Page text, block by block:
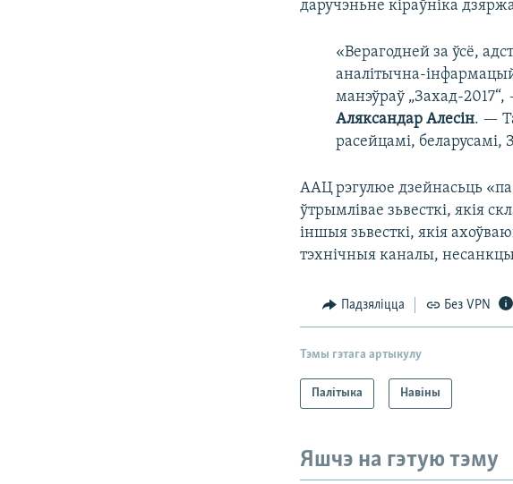
даручэньне кіраўніка
«Верагодней за ўсё,
аналітычна-
манэўраў „Захад-
Аляксандар Алесін. —
расейцамі, беларусамі,
ААЦ рэгулюе дзейнасьць
ўтрымлівае зьвесткі, якія
іншыя зьвесткі, якія
тэхнічныя каналы,
Падзяліцца Без VPN
Тэмы гэтага артыкулу
Палітыка Навіны
Яшчэ на гэтую тэму